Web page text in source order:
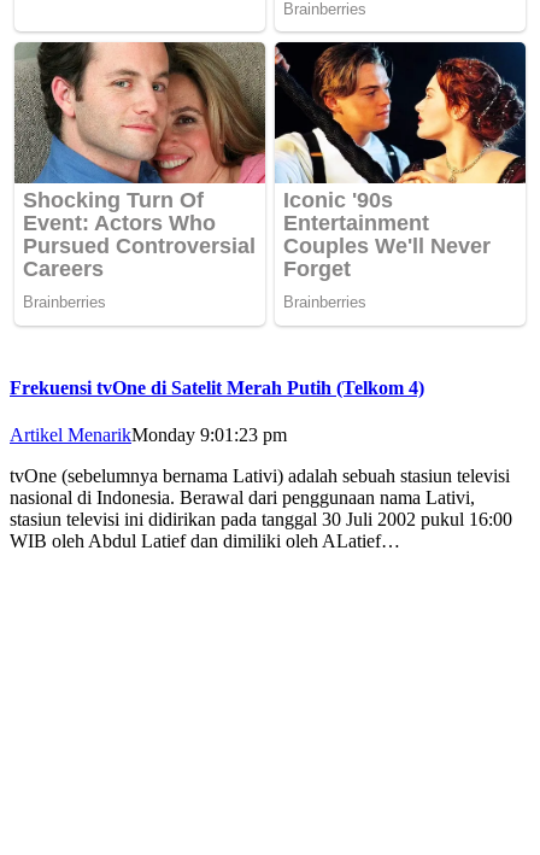
Frekuensi tvOne di Satelit Merah Putih (Telkom 4)
Artikel MenarikMonday 9:01:23 pm
tvOne (sebelumnya bernama Lativi) adalah sebuah stasiun televisi
nasional di Indonesia. Berawal dari penggunaan nama Lativi,
stasiun televisi ini didirikan pada tanggal 30 Juli 2002 pukul 16:00
WIB oleh Abdul Latief dan dimiliki oleh ALatief…